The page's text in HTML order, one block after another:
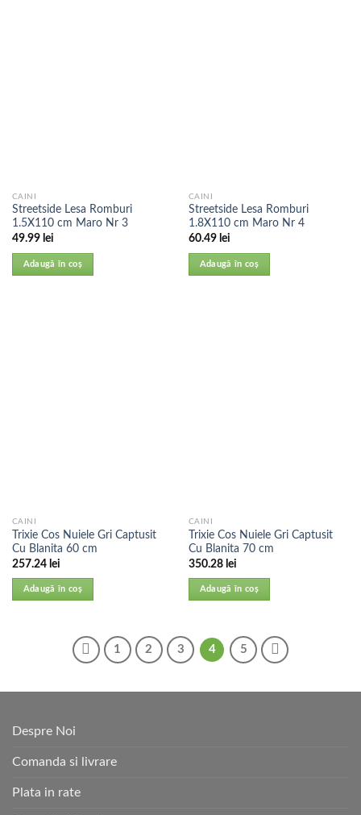
CAINI
Streetside Lesa Romburi
1.5X110 cm Maro Nr 3
49.99 lei
Adaugă în coș
CAINI
Streetside Lesa Romburi
1.8X110 cm Maro Nr 4
60.49 lei
Adaugă în coș
CAINI
Trixie Cos Nuiele Gri Captusit
Cu Blanita 60 cm
257.24 lei
Adaugă în coș
CAINI
Trixie Cos Nuiele Gri Captusit
Cu Blanita 70 cm
350.28 lei
Adaugă în coș
1 2 3 4 5
Despre Noi
Comanda si livrare
Plata in rate